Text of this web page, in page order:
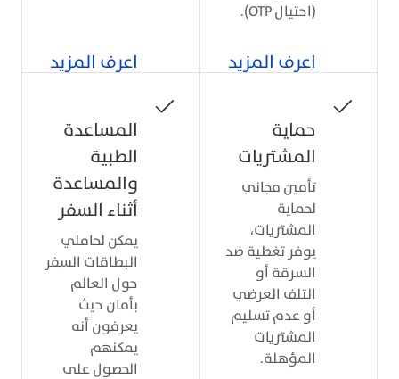
(احتيال OTP).
اعرف المزيد اعرف المزيد
حماية
المشتريات
تأمين مجاني
لحماية
المشتريات،
يوفر تغطية ضد
السرقة أو
التلف العرضي
أو عدم تسليم
المشتريات
المؤهلة.
المساعدة
الطبية
والمساعدة
أثناء السفر
يمكن لحاملي
البطاقات السفر
حول العالم
بأمان حيث
يعرفون أنه
يمكنهم
الحصول على